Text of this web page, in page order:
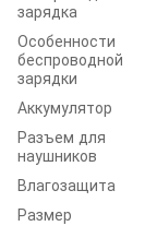
зарядка
Особенности
беспроводной
зарядки
Аккумулятор
Разъем для
наушников
Влагозащита
Размер